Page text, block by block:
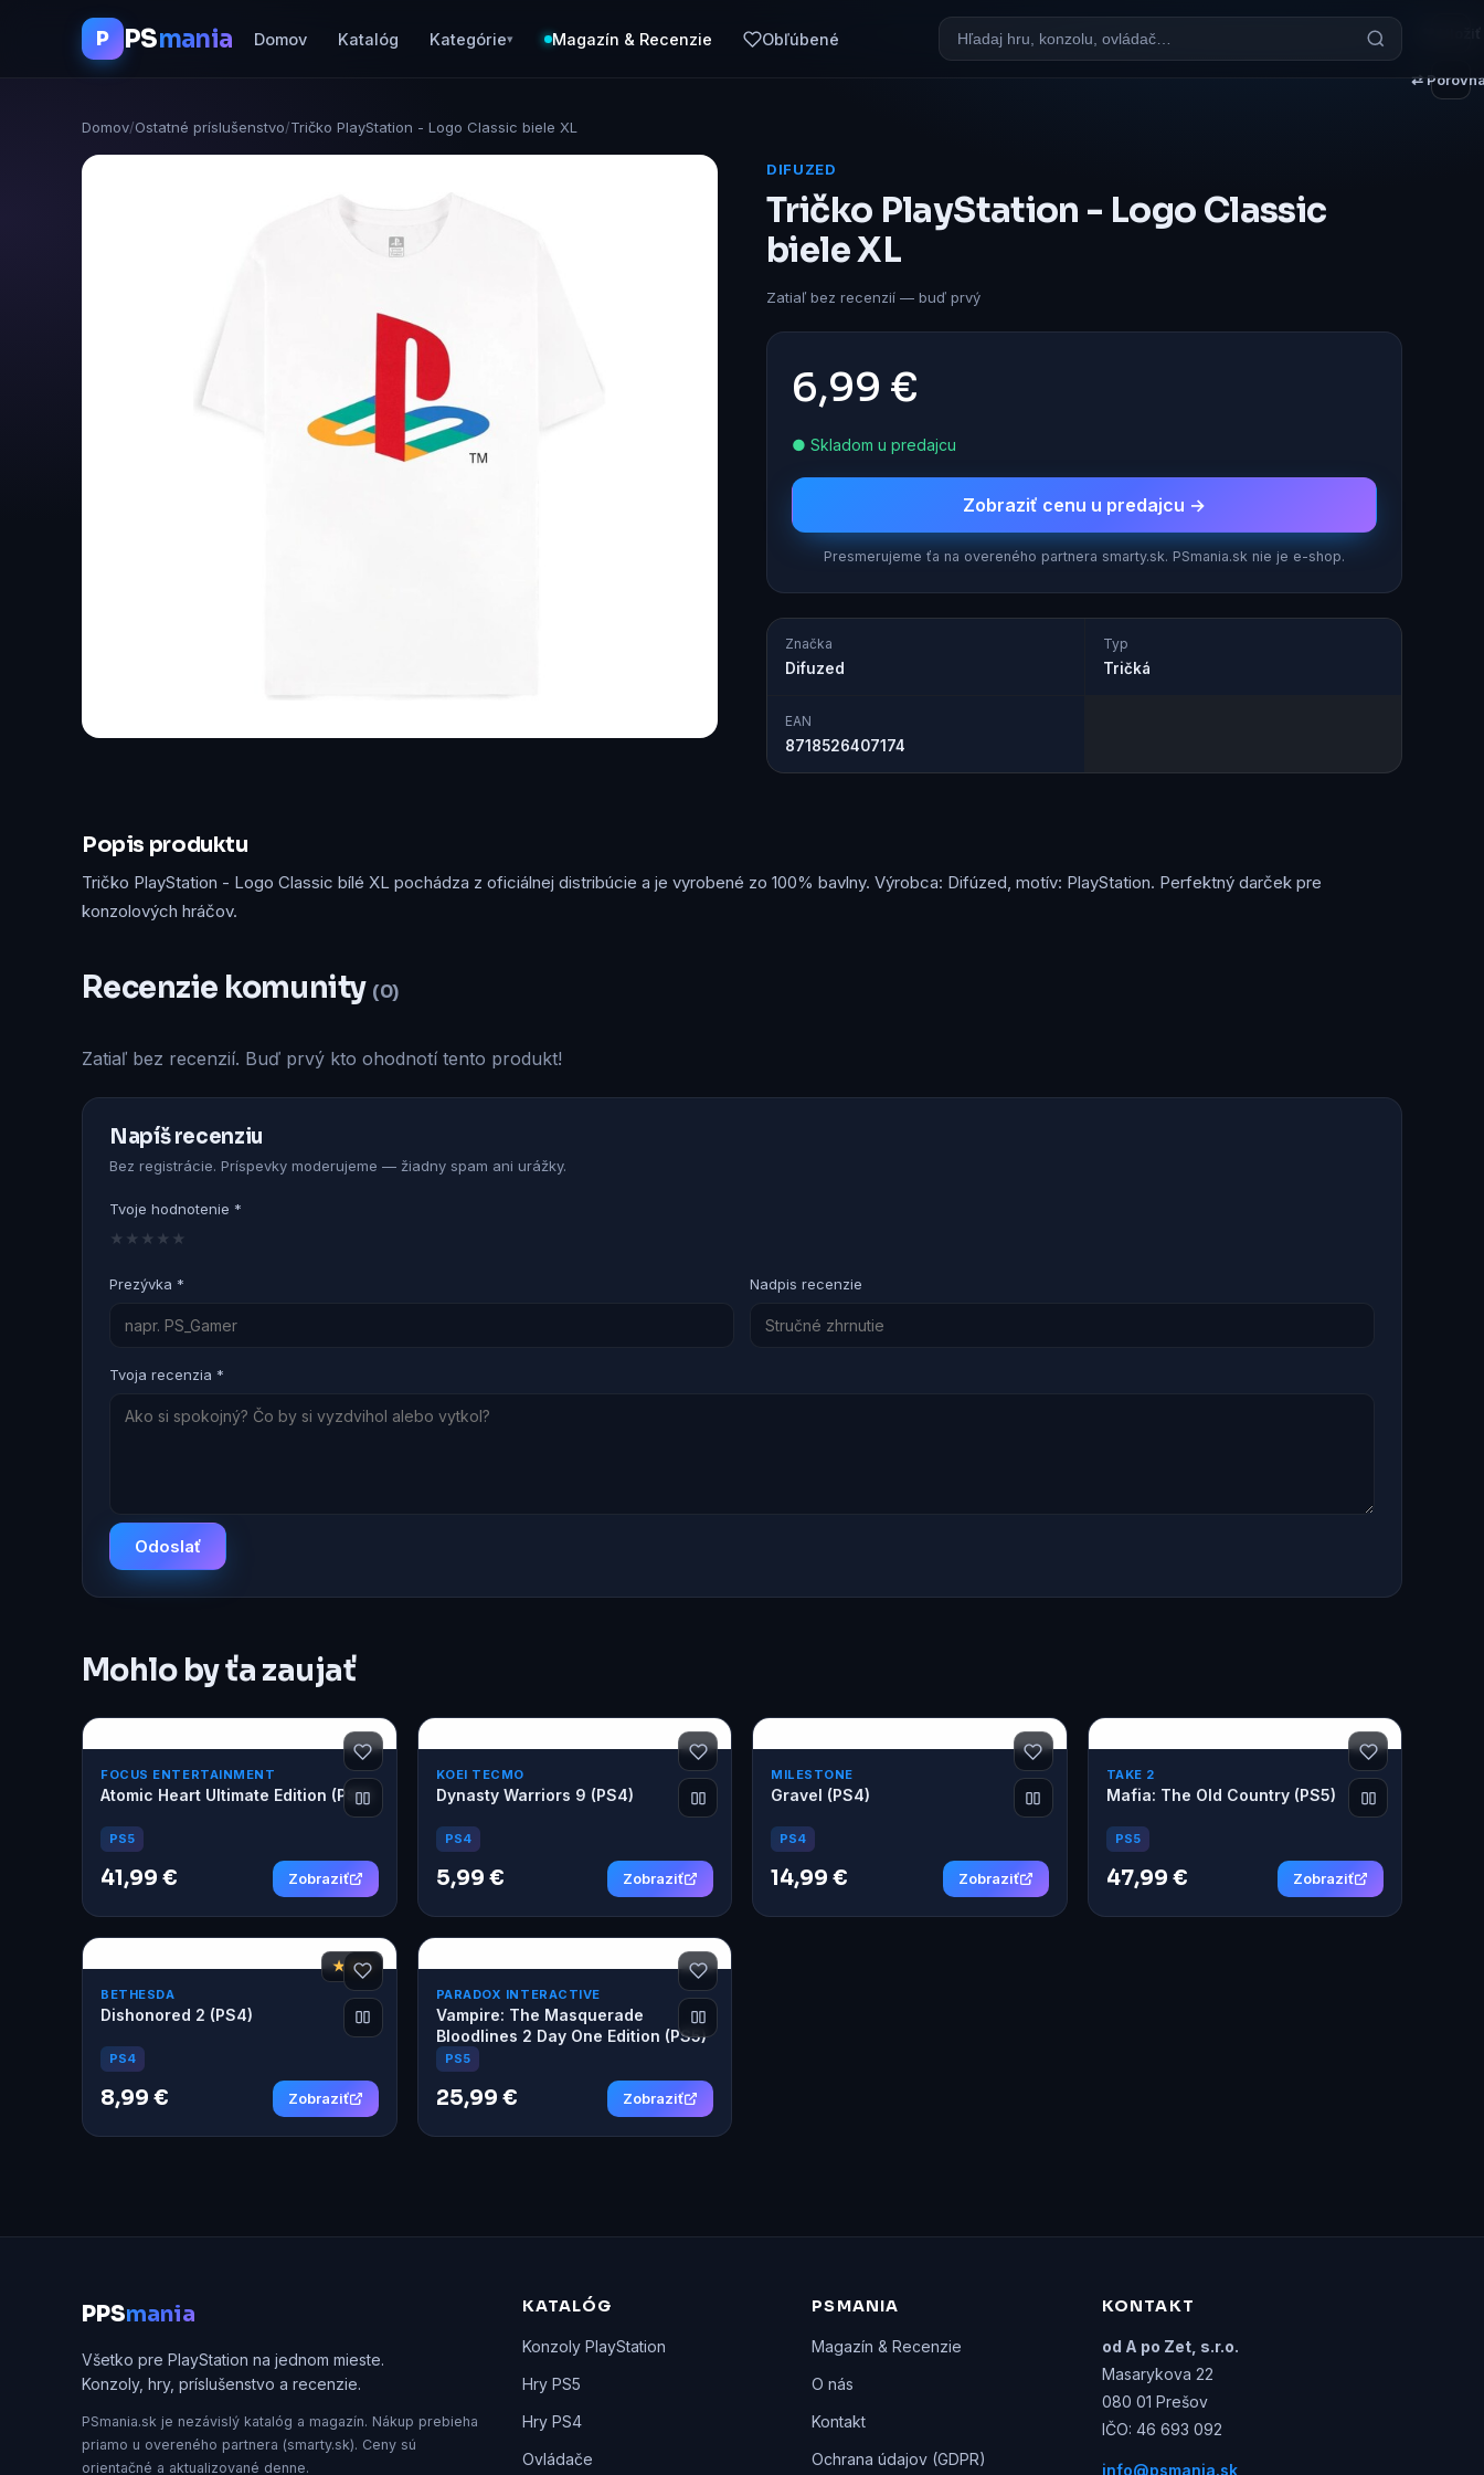
P PSmania Domov Katalóg Kategórie▾ Magazín & Recenzie Obľúbené
Domov/Ostatné príslušenstvo/Tričko PlayStation - Logo Classic biele XL
DIFUZED
Tričko PlayStation - Logo Classic
biele XL
Zatiaľ bez recenzií — buď prvý
6,99 €
● Skladom u predajcu
Zobraziť cenu u predajcu →
Presmerujeme ťa na overeného partnera smarty.sk. PSmania.sk nie je e-shop.
Značka
Difuzed
Typ
Tričká
EAN
8718526407174
⇄
Popis produktu
Tričko PlayStation - Logo Classic bílé XL pochádza z oficiálnej distribúcie a je vyrobené zo 100% bavlny. Výrobca: Difúzed, motív: PlayStation. Perfektný darček pre
konzolových hráčov.
Recenzie komunity (0)
Zatiaľ bez recenzií. Buď prvý kto ohodnotí tento produkt!
Napíš recenziu
Bez registrácie. Príspevky moderujeme — žiadny spam ani urážky.
Tvoje hodnotenie *
★
★
★
★
★
Prezývka * Nadpis recenzie
Tvoja recenzia *
Odoslať
Mohlo by ťa zaujať
FOCUS ENTERTAINMENT
Atomic Heart Ultimate Edition (PS5)
PS5
41,99 € Zobraziť
KOEI TECMO
Dynasty Warriors 9 (PS4)
PS4
5,99 € Zobraziť
MILESTONE
Gravel (PS4)
PS4
14,99 € Zobraziť
TAKE 2
Mafia: The Old Country (PS5)
PS5
47,99 € Zobraziť
★ 8,3
BETHESDA
Dishonored 2 (PS4)
PS4
8,99 € Zobraziť
PARADOX INTERACTIVE
Vampire: The Masquerade
Bloodlines 2 Day One Edition (PS5)
PS5
25,99 € Zobraziť
PPSmania
Všetko pre PlayStation na jednom mieste.
Konzoly, hry, príslušenstvo a recenzie.
PSmania.sk je nezávislý katalóg a magazín. Nákup prebieha
priamo u overeného partnera (smarty.sk). Ceny sú
orientačné a aktualizované denne.
KATALÓG
Konzoly PlayStation
Hry PS5
Hry PS4
Ovládače
PSMANIA
Magazín & Recenzie
O nás
Kontakt
Ochrana údajov (GDPR)
KONTAKT
od A po Zet, s.r.o.
Masarykova 22
080 01 Prešov
IČO: 46 693 092
info@psmania.sk